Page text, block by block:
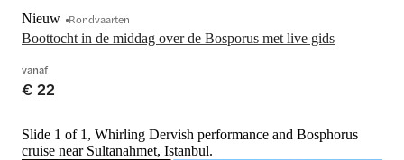
Boottocht in de middag over de Bosporus met live gids
Nieuw Rondvaarten
vanaf
€ 22
Slide 1 of 1, Whirling Dervish performance and Bosphorus
cruise near Sultanahmet, Istanbul.